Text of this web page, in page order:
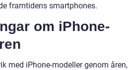
framtidens smartphones.
om iPhone-
med iPhone-modeller genom